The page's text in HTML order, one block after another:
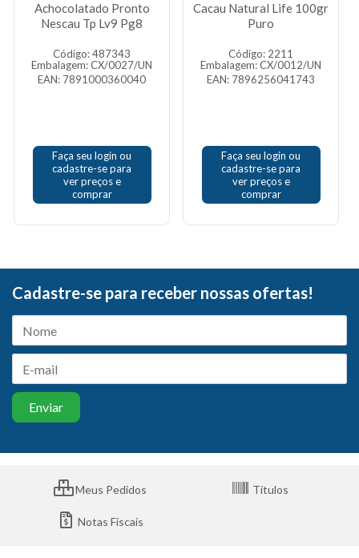
Achocolatado Pronto
Nescau Tp Lv9 Pg8
Código: 487343
Embalagem: CX/0027/UN
EAN: 7891000360040
Faça seu login ou
cadastre-se para
ver preços e
comprar
Cacau Natural Life 100gr
Puro
Código: 2211
Embalagem: CX/0012/UN
EAN: 7896256041743
Faça seu login ou
cadastre-se para
ver preços e
comprar
Cadastre-se para receber nossas ofertas!
Meus Pedidos Títulos
Notas Fiscais